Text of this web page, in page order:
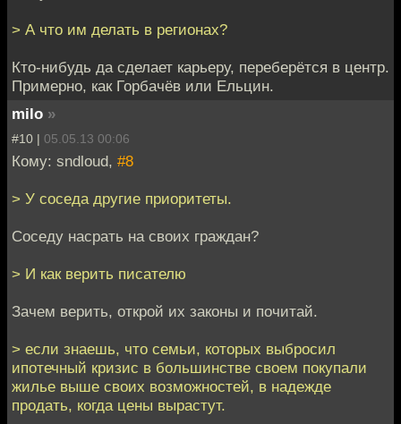
> А что им делать в регионах?
Кто-нибудь да сделает карьеру, переберётся в центр.
Примерно, как Горбачёв или Ельцин.
milo »
#10 | 05.05.13 00:06
Кому: sndloud, #8
> У соседа другие приоритеты.
Соседу насрать на своих граждан?
> И как верить писателю
Зачем верить, открой их законы и почитай.
> если знаешь, что семьи, которых выбросил
ипотечный кризис в большинстве своем покупали
жилье выше своих возможностей, в надежде
продать, когда цены вырастут.